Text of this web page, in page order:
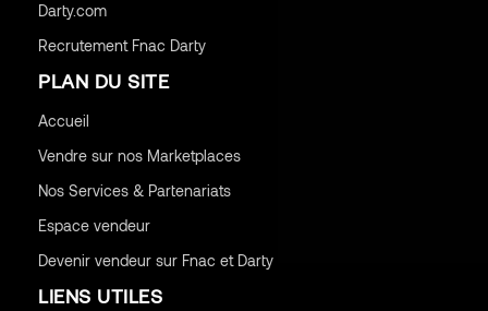
Darty.com
Recrutement Fnac Darty
PLAN DU SITE
Accueil
Vendre sur nos Marketplaces
Nos Services & Partenariats
Espace vendeur
Devenir vendeur sur Fnac et Darty
LIENS UTILES